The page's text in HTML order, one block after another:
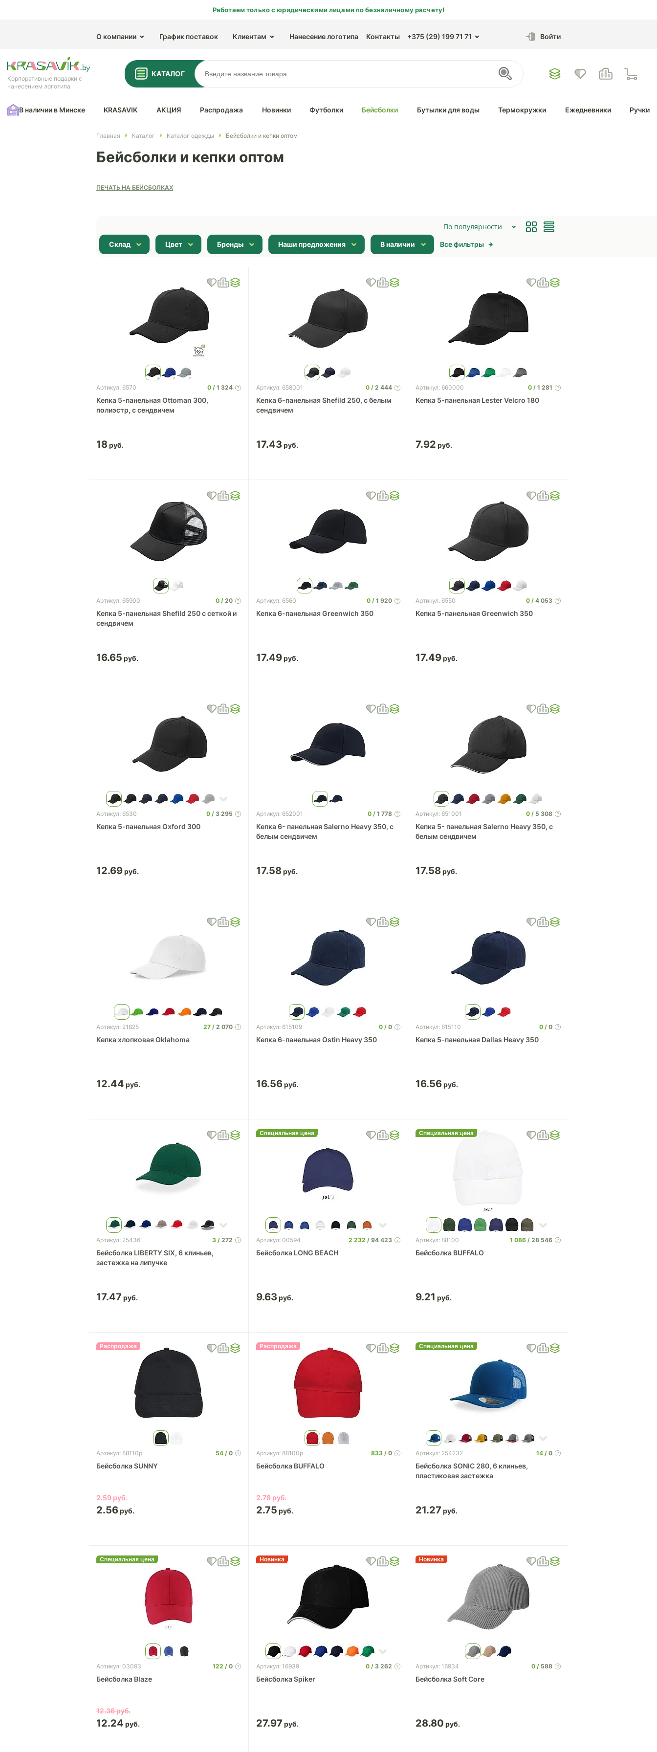
Работаем только с юридическими лицами по безналичному расчету!
О компании График поставок Клиентам Нанесение логотипа Контакты +375 (29) 199 71 71 Войти
Корпоративные подарки с
нанесением логотипа
КАТАЛОГ
В наличии в Минске KRASAVIK АКЦИЯ Распродажа Новинки Футболки Бейсболки Бутылки для воды Термокружки Ежедневники Ручки
Главная Каталог Каталог одежды Бейсболки и кепки оптом
Бейсболки и кепки оптом
ПЕЧАТЬ НА БЕЙСБОЛКАХ
Склад Цвет Бренды Наши предложения В наличии Все фильтры
По популярности
Артикул: 6570 0 1 324
Кепка 5-панельная Ottoman 300,
полиэстр, c сендвичем
18
Артикул: 658001 0 2 444
Кепка 6-панельная Shefild 250, c белым
сендвичем
17.43
Артикул: 660000 0 1 281
Кепка 5-панельная Lester Velcro 180
7.92
Артикул: 65900 0 20
Кепка 5-панельная Shefild 250 с сеткой и
сендвичем
16.65
Артикул: 6560 0 1 920
Кепка 6-панельная Greenwich 350
17.49
Артикул: 6550 0 4 053
Кепка 5-панельная Greenwich 350
17.49
Артикул: 6530 0 3 295
Кепка 5-панельная Oxford 300
12.69
Артикул: 652001 0 1 778
Кепка 6- панельная Salerno Heavy 350, c
белым сендвичем
17.58
Артикул: 651001 0 5 308
Кепка 5- панельная Salerno Heavy 350, c
белым сендвичем
17.58
Артикул: 21825 27 2 070
Кепка хлопковая Oklahoma
12.44
Артикул: 615109 0 0
Кепка 6-панельная Ostin Heavy 350
16.56
Артикул: 615110 0 0
Кепка 5-панельная Dallas Heavy 350
16.56
Артикул: 25436 3 272
Бейсболка LIBERTY SIX, 6 клиньев,
застежка на липучке
17.47
Специальная цена
Артикул: 00594 2 232 94 423
Бейсболка LONG BEACH
9.63
Специальная цена
Артикул: 88100 1 086 28 546
Бейсболка BUFFALO
9.21
Распродажа
Артикул: 88110p 54 0
Бейсболка SUNNY
2.59
2.56
Распродажа
Артикул: 88100p 833 0
Бейсболка BUFFALO
2.78
2.75
Специальная цена
Артикул: 254232 14 0
Бейсболка SONIC 280, 6 клиньев,
пластиковая застежка
21.27
Специальная цена
Артикул: 03093 122 0
Бейсболка Blaze
12.36
12.24
Новинка
Артикул: 16939 0 3 262
Бейсболка Spiker
27.97
Новинка
Артикул: 16934 0 588
Бейсболка Soft Core
28.80